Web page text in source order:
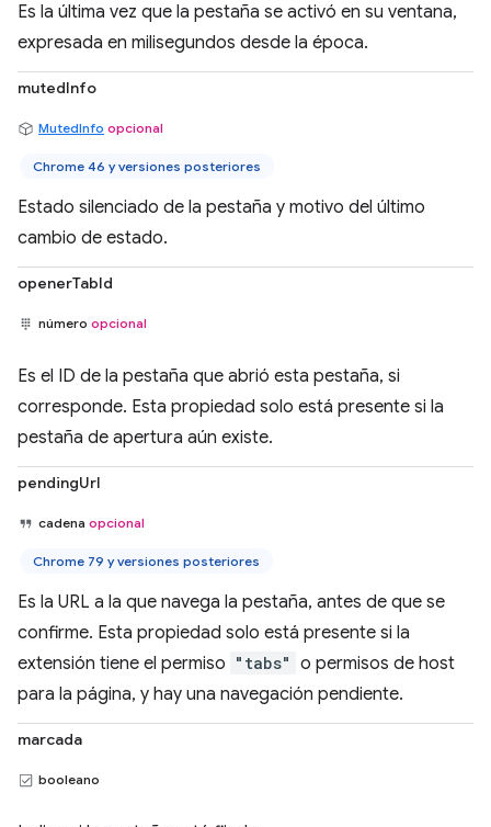
Es la última vez que la pestaña se activó en su ventana,
expresada en milisegundos desde la época.
mutedInfo
MutedInfo opcional
Chrome 46 y versiones posteriores
Estado silenciado de la pestaña y motivo del último
cambio de estado.
openerTabId
número opcional
Es el ID de la pestaña que abrió esta pestaña, si
corresponde. Esta propiedad solo está presente si la
pestaña de apertura aún existe.
pendingUrl
cadena opcional
Chrome 79 y versiones posteriores
Es la URL a la que navega la pestaña, antes de que se
confirme. Esta propiedad solo está presente si la
extensión tiene el permiso "tabs" o permisos de host
para la página, y hay una navegación pendiente.
marcada
booleano